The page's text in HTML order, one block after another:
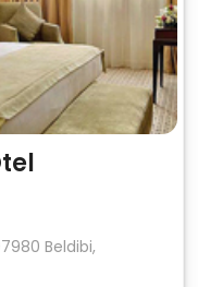
Beldibi,